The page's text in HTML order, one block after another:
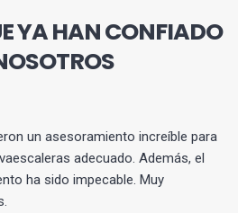
YA HAN CONFIADO
un asesoramiento increíble para
adecuado. Además, el
ha sido impecable. Muy